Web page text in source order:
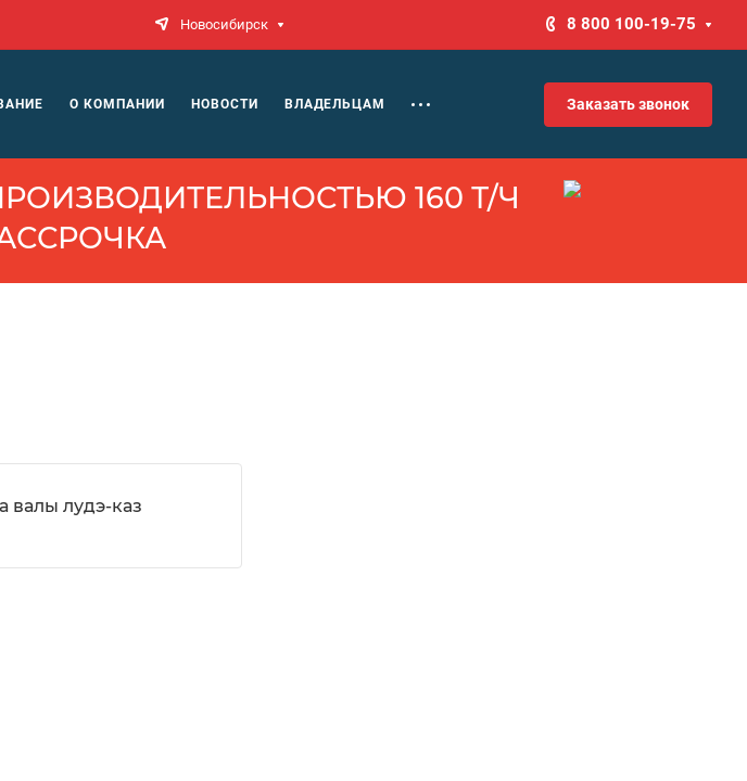
Новосибирск 8 800 100-19-75
О КОМПАНИИ НОВОСТИ ВЛАДЕЛЬЦАМ Заказать звонок
160 Т/Ч
валы лудэ-каз